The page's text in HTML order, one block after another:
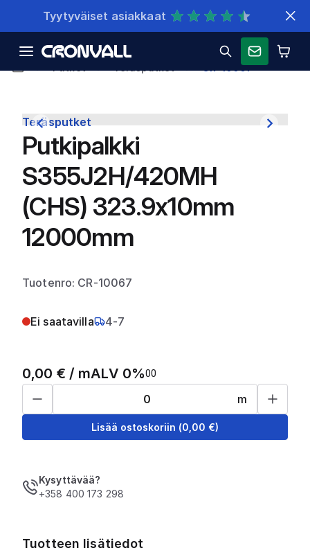
Nopeat toimitukset
CR-10067
Teräsputket
Putkipalkki
S355J2H/420MH
(CHS) 323.9x10mm
12000mm
Tuotenro: CR-10067
Ei saatavilla 4-7
0
0,00 € / mALV 0%0
m
Lisää ostoskoriin (0,00 €)
Kysyttävää?
+358 400 173 298
Tuotteen lisätiedot